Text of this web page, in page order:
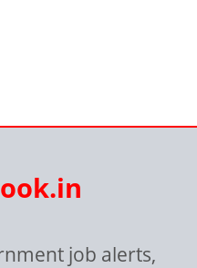
job alerts,